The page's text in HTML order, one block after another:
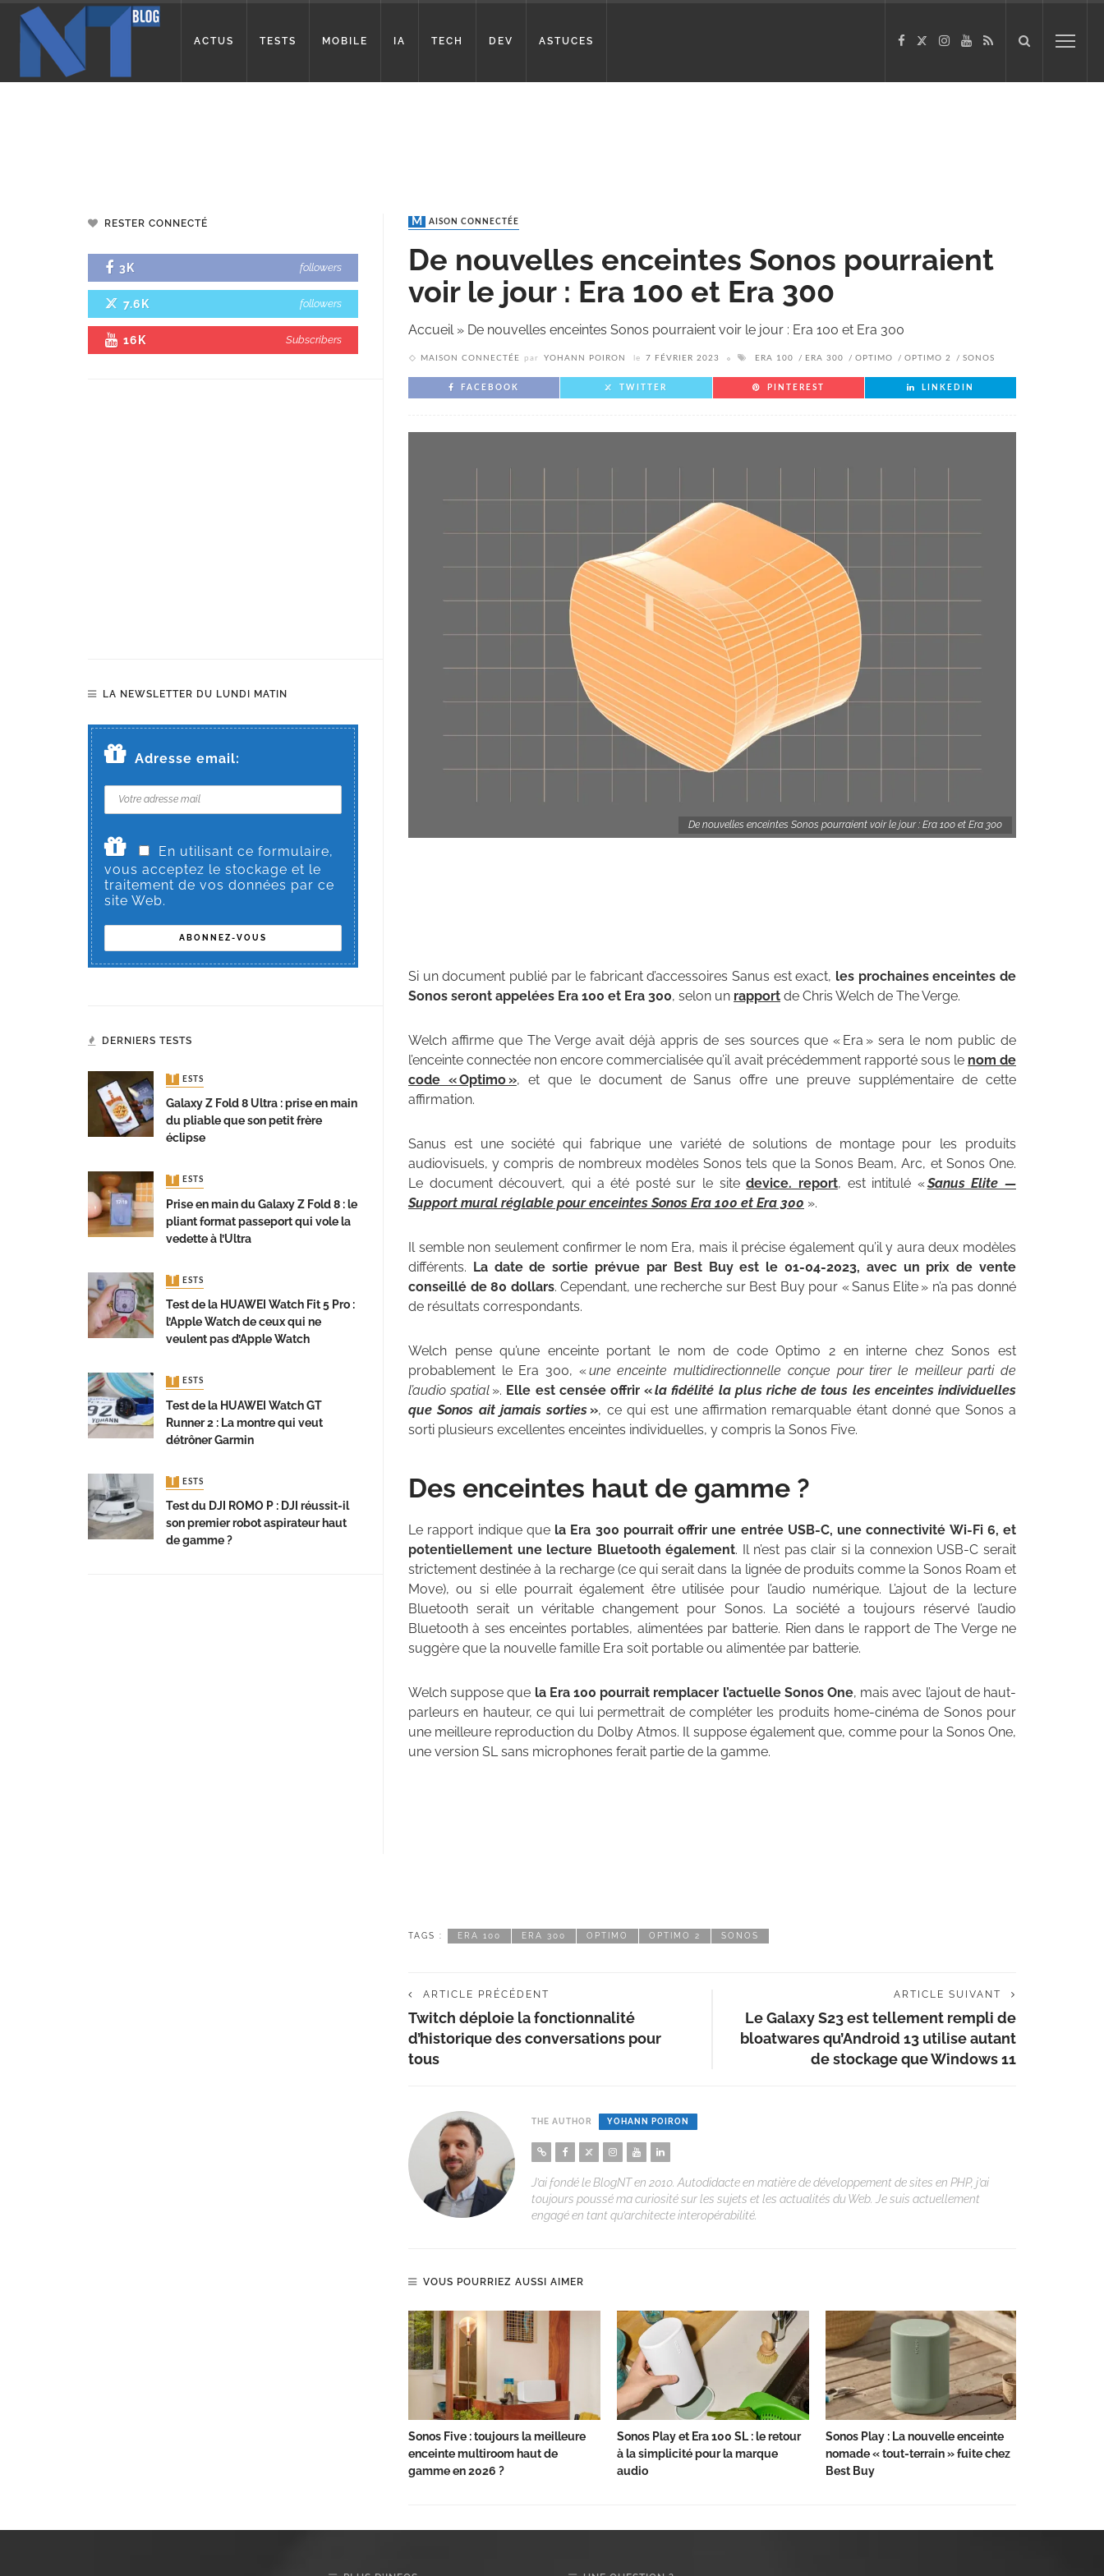
ACTUS TESTS MOBILE IA TECH DEV ASTUCES
MAISON CONNECTÉE
De nouvelles enceintes Sonos pourraient
voir le jour : Era 100 et Era 300
Accueil» De nouvelles enceintes Sonos pourraient voir le jour : Era 100 et Era 300
MAISON CONNECTÉE par YOHANN POIRON le 7 FÉVRIER 2023 ERA 100 ERA 300 OPTIMO OPTIMO 2 SONOS
FACEBOOK TWITTER PINTEREST LINKEDIN
De nouvelles enceintes Sonos pourraient voir le jour : Era 100 et Era 300
Si un document publié par le fabricant d’accessoires Sanus est exact, les prochaines enceintes de
Sonos seront appelées Era 100 et Era 300, selon un rapport de Chris Welch de The Verge.
Welch affirme que The Verge avait déjà appris de ses sources que « Era » sera le nom public de
l’enceinte connectée non encore commercialisée qu’il avait précédemment rapporté sous le nom de
code « Optimo », et que le document de Sanus offre une preuve supplémentaire de cette
affirmation.
Sanus est une société qui fabrique une variété de solutions de montage pour les produits
audiovisuels, y compris de nombreux modèles Sonos tels que la Sonos Beam, Arc, et Sonos One.
Le document découvert, qui a été posté sur le sitedevice. report, est intitulé «Sanus Elite —
Support mural réglable pour enceintes Sonos Era 100 et Era 300 ».
Il semble non seulement confirmer le nom Era, mais il précise également qu’il y aura deux modèles
différents. La date de sortie prévue par Best Buy est le 01-04-2023, avec un prix de vente
conseillé de 80 dollars. Cependant, une recherche sur Best Buy pour « Sanus Elite » n’a pas donné
de résultats correspondants.
Welch pense qu’une enceinte portant le nom de code Optimo 2 en interne chez Sonos est
probablement le Era 300, «une enceinte multidirectionnelle conçue pour tirer le meilleur parti de
l’audio spatial ». Elle est censée offrir «la fidélité la plus riche de tous les enceintes individuelles
que Sonos ait jamais sorties », ce qui est une affirmation remarquable étant donné que Sonos a
sorti plusieurs excellentes enceintes individuelles, y compris la Sonos Five.
Des enceintes haut de gamme ?
Le rapport indique que la Era 300 pourrait offrir une entrée USB-C, une connectivité Wi-Fi 6, et
potentiellement une lecture Bluetooth également. Il n’est pas clair si la connexion USB-C serait
strictement destinée à la recharge (ce qui serait dans la lignée de produits comme la Sonos Roam et
Move), ou si elle pourrait également être utilisée pour l’audio numérique. L’ajout de la lecture
Bluetooth serait un véritable changement pour Sonos. La société a toujours réservé l’audio
Bluetooth à ses enceintes portables, alimentées par batterie. Rien dans le rapport de The Verge ne
suggère que la nouvelle famille Era soit portable ou alimentée par batterie.
Welch suppose que la Era 100 pourrait remplacer l’actuelle Sonos One, mais avec l’ajout de haut-
parleurs en hauteur, ce qui lui permettrait de compléter les produits home-cinéma de Sonos pour
une meilleure reproduction du Dolby Atmos. Il suppose également que, comme pour la Sonos One,
une version SL sans microphones ferait partie de la gamme.
TAGS : ERA 100 ERA 300 OPTIMO OPTIMO 2 SONOS
ARTICLE PRÉCÉDENT
Twitch déploie la fonctionnalité
d’historique des conversations pour
tous
ARTICLE SUIVANT
Le Galaxy S23 est tellement rempli de
bloatwares qu’Android 13 utilise autant
de stockage que Windows 11
THE AUTHOR YOHANN POIRON
J’ai fondé le BlogNT en 2010. Autodidacte en matière de développement de sites en PHP, j’ai
toujours poussé ma curiosité sur les sujets et les actualités du Web. Je suis actuellement
engagé en tant qu’architecte interopérabilité.
VOUS POURRIEZ AUSSI AIMER
Sonos Five : toujours la meilleure
enceinte multiroom haut de
gamme en 2026 ?
Sonos Play et Era 100 SL : le retour
à la simplicité pour la marque
audio
Sonos Play : La nouvelle enceinte
nomade « tout-terrain » fuite chez
Best Buy
RESTER CONNECTÉ
3K followers
7.6K followers
16K Subscribers
LA NEWSLETTER DU LUNDI MATIN
Adresse email:
En utilisant ce formulaire,
vous acceptez le stockage et le
traitement de vos données par ce
site Web.
DERNIERS TESTS
TESTS
Galaxy Z Fold 8 Ultra : prise en main
du pliable que son petit frère
éclipse
TESTS
Prise en main du Galaxy Z Fold 8 : le
pliant format passeport qui vole la
vedette à l’Ultra
TESTS
Test de la HUAWEI Watch Fit 5 Pro :
l’Apple Watch de ceux qui ne
veulent pas d’Apple Watch
TESTS
Test de la HUAWEI Watch GT
Runner 2 : La montre qui veut
détrôner Garmin
TESTS
Test du DJI ROMO P : DJI réussit-il
son premier robot aspirateur haut
de gamme ?